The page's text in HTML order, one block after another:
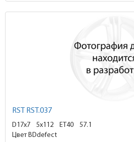
RST RST.037
D17x7 5x112 ET40
57.1
Цвет BDdefect